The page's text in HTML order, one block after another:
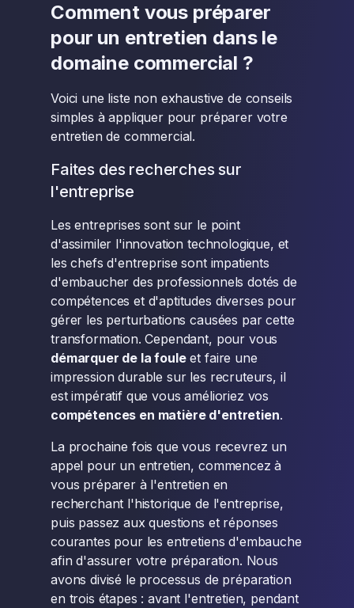
Comment vous préparer
pour un entretien dans le
domaine commercial ?
Voici une liste non exhaustive de conseils
simples à appliquer pour préparer votre
entretien de commercial.
Faites des recherches sur
l'entreprise
Les entreprises sont sur le point
d'assimiler l'innovation technologique, et
les chefs d'entreprise sont impatients
d'embaucher des professionnels dotés de
compétences et d'aptitudes diverses pour
gérer les perturbations causées par cette
transformation. Cependant, pour vous
démarquer de la fouleet faire une
impression durable sur les recruteurs, il
est impératif que vous amélioriez vos
compétences en matière d'entretien.
La prochaine fois que vous recevrez un
appel pour un entretien, commencez à
vous préparer à l'entretien en
recherchant l'historique de l'entreprise,
puis passez aux questions et réponses
courantes pour les entretiens d'embauche
afin d'assurer votre préparation. Nous
avons divisé le processus de préparation
en trois étapes : avant l'entretien, pendant